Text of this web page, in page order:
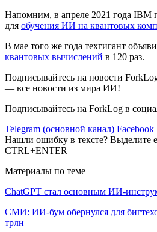
Напомним, в апреле 2021 года IBM
для обучения ИИ на квантовых
В мае того же года техгигант
квантовых вычислений в 120 раз.
Подписывайтесь на новости
— все новости из мира ИИ!
Подписывайтесь на ForkLog в
Telegram (основной канал) Facebook
Нашли ошибку в тексте? Выделите
CTRL+ENTER
Материалы по теме
ChatGPT стал основным ИИ-
СМИ: ИИ-бум обернулся для
трлн